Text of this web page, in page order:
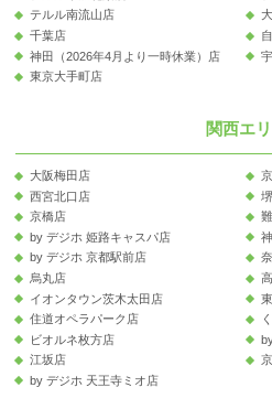
テルル南流山店
千葉店
神田（2026年4月より一時休業）店
東京大手町店
関西エ
大阪梅田店
西宮北口店
京橋店
by デジホ 姫路キャスパ店
by デジホ 京都駅前店
烏丸店
イオンタウン茨木太田店
住道オペラパーク店
ビオルネ枚方店
江坂店
by デジホ 天王寺ミオ店